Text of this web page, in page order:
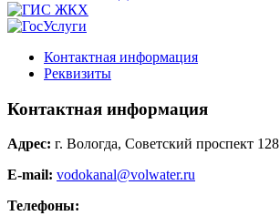
Контактная информация
Реквизиты
Контактная информация
Адрес: г. Вологда, Советский проспект 128
E-mail: vodokanal@volwater.ru
Телефоны: